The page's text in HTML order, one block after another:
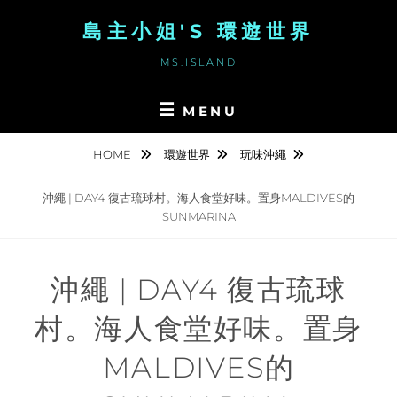
島主小姐'S 環遊世界
MS.ISLAND
MENU
HOME 環遊世界 玩味沖繩
沖繩 | DAY4 復古琉球村。海人食堂好味。置身MALDIVES的
SUNMARINA
沖繩 | DAY4 復古琉球
村。海人食堂好味。置身
MALDIVES的